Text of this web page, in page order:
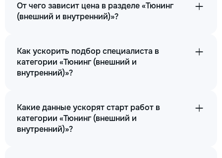
От чего зависит цена в разделе «Тюнинг
(внешний и внутренний)»?
Как ускорить подбор специалиста в
категории «Тюнинг (внешний и
внутренний)»?
Какие данные ускорят старт работ в
категории «Тюнинг (внешний и
внутренний)»?